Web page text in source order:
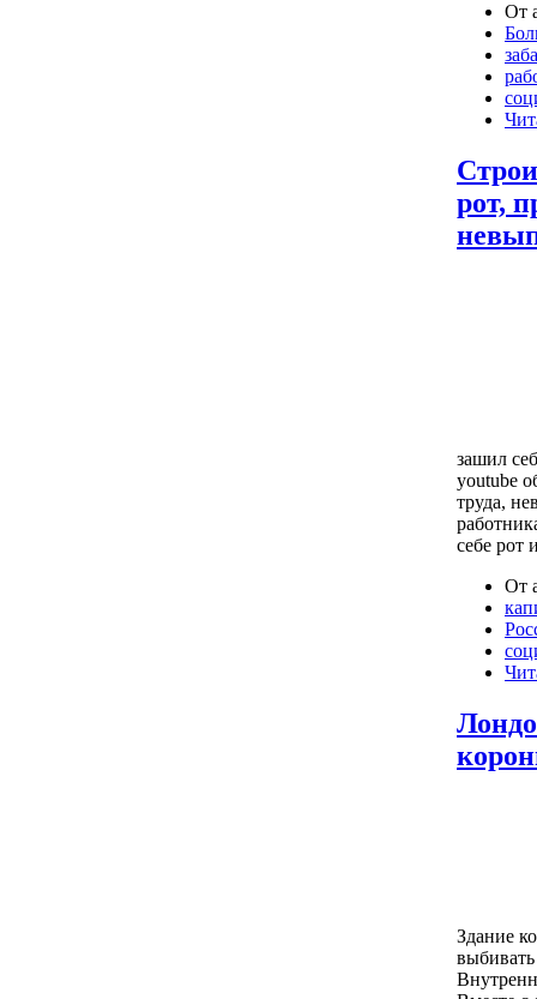
От
рот,
зашил
youtube
труда,
себе рот
От
Здание